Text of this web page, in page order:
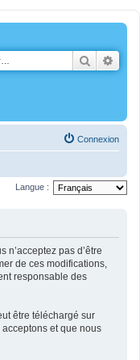
Connexion
Langue :
pas d’être
de ces modifications,
responsable des
être téléchargé sur
et que nous